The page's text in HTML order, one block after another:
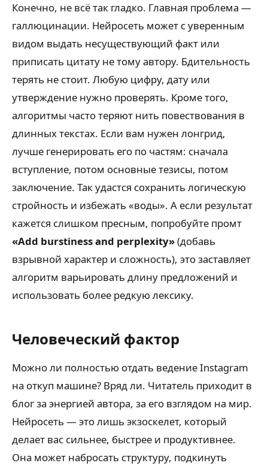
Конечно, не всё так гладко. Главная проблема —
галлюцинации. Нейросеть может с уверенным
видом выдать несуществующий факт или
приписать цитату не тому автору. Бдительность
терять не стоит. Любую цифру, дату или
утверждение нужно проверять. Кроме того,
алгоритмы часто теряют нить повествования в
длинных текстах. Если вам нужен лонгрид,
лучше генерировать его по частям: сначала
вступление, потом основные тезисы, потом
заключение. Так удастся сохранить логическую
стройность и избежать «воды». А если результат
кажется слишком пресным, попробуйте промт
«Add burstiness and perplexity»(добавь
взрывной характер и сложность), это заставляет
алгоритм варьировать длину предложений и
использовать более редкую лексику.
Человеческий фактор
Можно ли полностью отдать ведение Instagram
на откуп машине? Вряд ли. Читатель приходит в
блог за энергией автора, за его взглядом на мир.
Нейросеть — это лишь экзоскелет, который
делает вас сильнее, быстрее и продуктивнее.
Она может набросать структуру, подкинуть